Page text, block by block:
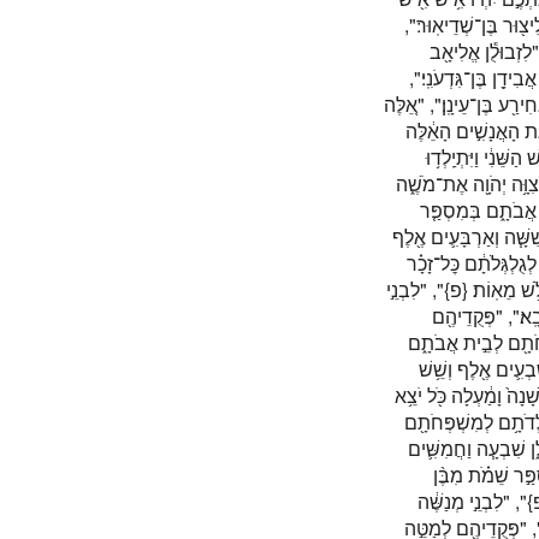
בֶּן־שְׁדֵיאֽוּר׃",
אֱלִיאָ֖ב
בֶּן־גִּדְעֹנִֽי׃",
בֶּן־עֵינָֽן׃", "אֵ֚לֶּה
הָאֲנָשִׁ֣ים הָאֵ֔לֶּה
וַיִּתְיַֽלְד֥וּ
יְהֹוָ֖ה אֶת־מֹשֶׁ֑ה
אֲבֹתָ֑ם בְּמִסְפַּ֤ר
וְאַרְבָּעִ֛ים אֶ֖לֶף
כׇּל־זָכָ֗ר
מֵאֽוֹת׃{פ}", "לִבְנֵ֣י
"פְּקֻדֵיהֶ֖ם
לְבֵ֣ית אֲבֹתָ֑ם
אֶ֖לֶף וְשֵׁ֥שׁ
וָמַ֔עְלָה כֹּ֖ל יֹצֵ֥א
לְמִשְׁפְּחֹתָ֖ם
שִׁבְעָ֧ה וַחֲמִשִּׁ֛ים
שֵׁמֹ֗ת מִבֶּ֨ן
", "לִבְנֵ֣י מְנַשֶּׁ֔ה
"פְּקֻדֵיהֶ֖ם לְמַטֵּ֣ה